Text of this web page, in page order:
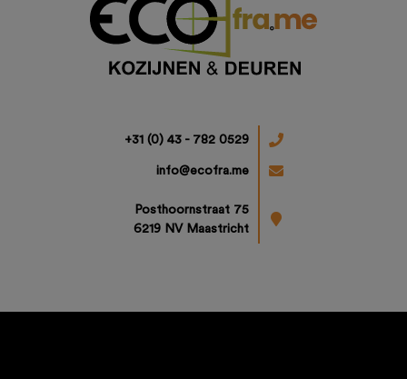
+31 (0) 43 - 782 0529
info@ecofra.me
Posthoornstraat 75
6219 NV Maastricht